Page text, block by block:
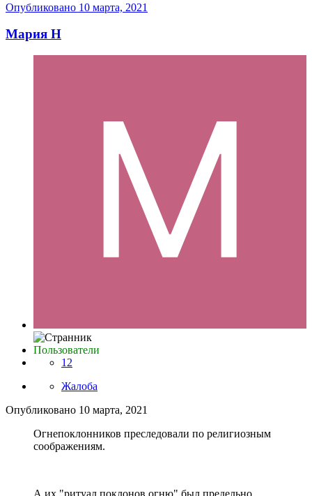
Опубликовано 10 марта, 2021
Мария Н
Пользователи
12
Жалоба
Опубликовано 10 марта, 2021
Огнепоклонников преследовали по религиозным
соображениям.
А их "ритуал поклонов огню" был предельно